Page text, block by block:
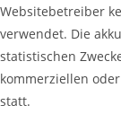
Websitebetreiber
verwendet. Die
statistischen
kommerziellen
statt.